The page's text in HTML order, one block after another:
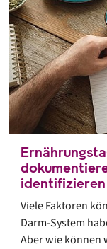
identifizieren
Viele Faktoren
Darm-System
Aber wie